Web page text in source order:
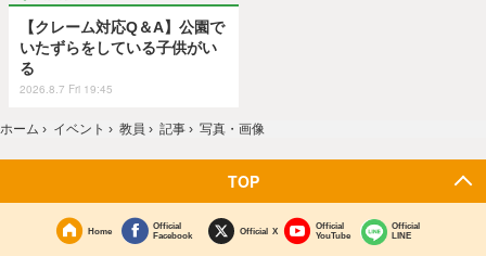
【クレーム対応Q＆A】公園で
いたずらをしている子供がい
る
2026.8.7 Fri 19:45
ホーム › イベント › 教員 › 記事 › 写真・画像
TOP
Home
Official
Facebook
Official X
Official
YouTube
Official
LINE